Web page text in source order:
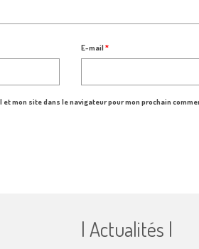
E-mail*
mon site dans le navigateur pour mon prochain
| Actualités |